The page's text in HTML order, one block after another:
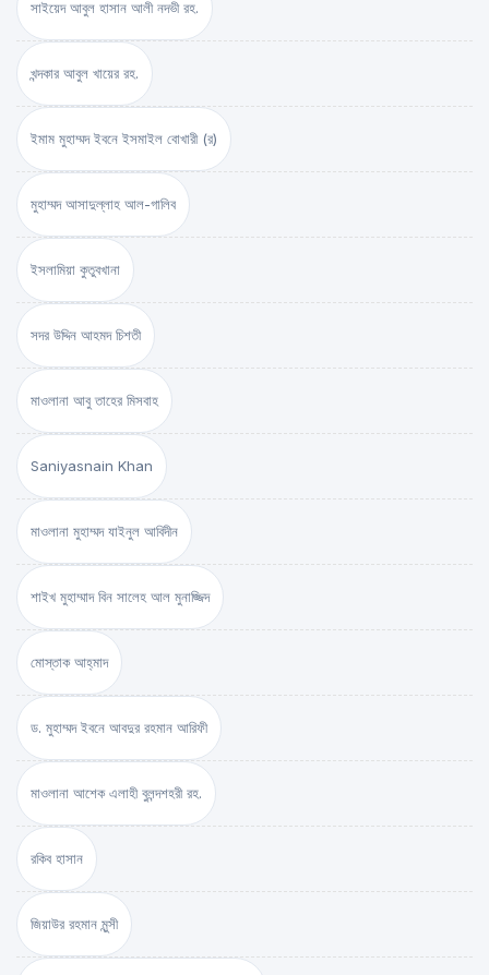
সাইয়েদ আবুল হাসান আলী নদভী রহ.
খন্দকার আবুল খায়ের রহ.
ইমাম মুহাম্মদ ইবনে ইসমাইল বোখারী (র)
মুহাম্মদ আসাদুল্লাহ আল-গালিব
ইসলামিয়া কুতুবখানা
সদর উদ্দিন আহমদ চিশতী
মাওলানা আবু তাহের মিসবাহ
Saniyasnain Khan
মাওলানা মুহাম্মদ যাইনুল আবিদীন
শাইখ মুহাম্মাদ বিন সালেহ আল মুনাজ্জিদ
মোস্তাক আহ্‌মাদ
ড. মুহাম্মদ ইবনে আবদুর রহমান আরিফী
মাওলানা আশেক এলাহী বুলন্দশহরী রহ.
রকিব হাসান
জিয়াউর রহমান মুন্সী